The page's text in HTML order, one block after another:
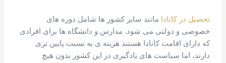
تحصیل در کانادا
مانند سایر کشور ها شامل دوره های
خصوصی و دولتی می شود. مدارس و دانشگاه ها برای افرادی
که دارای اقامت کانادا هستند هزینه ی به نسبت پایین تری
دارند، اما سیاست های یادگیری در این کشور بدون هیچ